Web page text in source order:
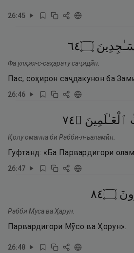
26:45
۝٤٦
Фа улқия-с-саҳарату саҷидӣн.
Пас, соҳирон саҷдакунон ба
26:46
ٱلْعَـٰلَمِينَ ۝٤٧
Қолу оманна би Рабби-л-ъаламӣн.
Гуфтанд: «Ба Парвардигори
26:47
۝٤٨
Рабби Муса ва Ҳарун.
Парвардигори Мӯсо ва Ҳорун».
26:48